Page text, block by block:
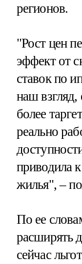
регионов.
"Рост цен
эффект от
ставок по
наш
более
реально
приводила
жилья", –
По ее
расширять
сейчас